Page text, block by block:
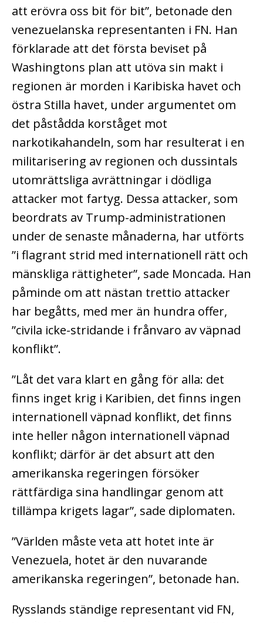
att erövra oss bit för bit”, betonade den
venezuelanska representanten i FN. Han
förklarade att det första beviset på
Washingtons plan att utöva sin makt i
regionen är morden i Karibiska havet och
östra Stilla havet, under argumentet om
det påstådda korståget mot
narkotikahandeln, som har resulterat i en
militarisering av regionen och dussintals
utomrättsliga avrättningar i dödliga
attacker mot fartyg. Dessa attacker, som
beordrats av Trump-administrationen
under de senaste månaderna, har utförts
”i flagrant strid med internationell rätt och
mänskliga rättigheter”, sade Moncada. Han
påminde om att nästan trettio attacker
har begåtts, med mer än hundra offer,
”civila icke-stridande i frånvaro av väpnad
konflikt”.
”Låt det vara klart en gång för alla: det
finns inget krig i Karibien, det finns ingen
internationell väpnad konflikt, det finns
inte heller någon internationell väpnad
konflikt; därför är det absurt att den
amerikanska regeringen försöker
rättfärdiga sina handlingar genom att
tillämpa krigets lagar”, sade diplomaten.
”Världen måste veta att hotet inte är
Venezuela, hotet är den nuvarande
amerikanska regeringen”, betonade han.
Rysslands ständige representant vid FN,